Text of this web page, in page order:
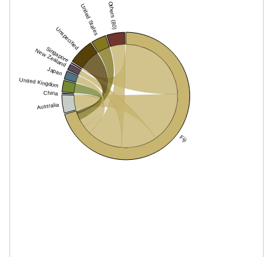
Fiji
Australia
China
United Kingdom
Japan
New Zealand
Singapore
Unspecified
United States Others (80)